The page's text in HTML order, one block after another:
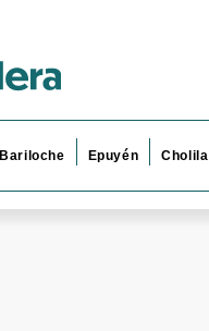
Bariloche Epuyén Cholila